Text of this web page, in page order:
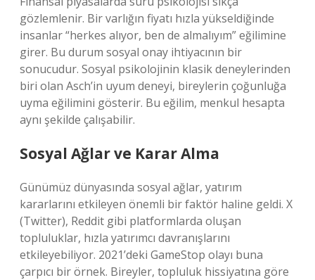
gözlemlenir. Bir varlığın fiyatı hızla yükseldiğinde
insanlar “herkes alıyor, ben de almalıyım” eğilimine
girer. Bu durum sosyal onay ihtiyacının bir
sonucudur. Sosyal psikolojinin klasik deneylerinden
biri olan Asch’in uyum deneyi, bireylerin çoğunluğa
uyma eğilimini gösterir. Bu eğilim, menkul hesapta
aynı şekilde çalışabilir.
Sosyal Ağlar ve Karar Alma
Günümüz dünyasında sosyal ağlar, yatırım
kararlarını etkileyen önemli bir faktör haline geldi. X
(Twitter), Reddit gibi platformlarda oluşan
topluluklar, hızla yatırımcı davranışlarını
etkileyebiliyor. 2021’deki GameStop olayı buna
çarpıcı bir örnek. Bireyler, topluluk hissiyatına göre